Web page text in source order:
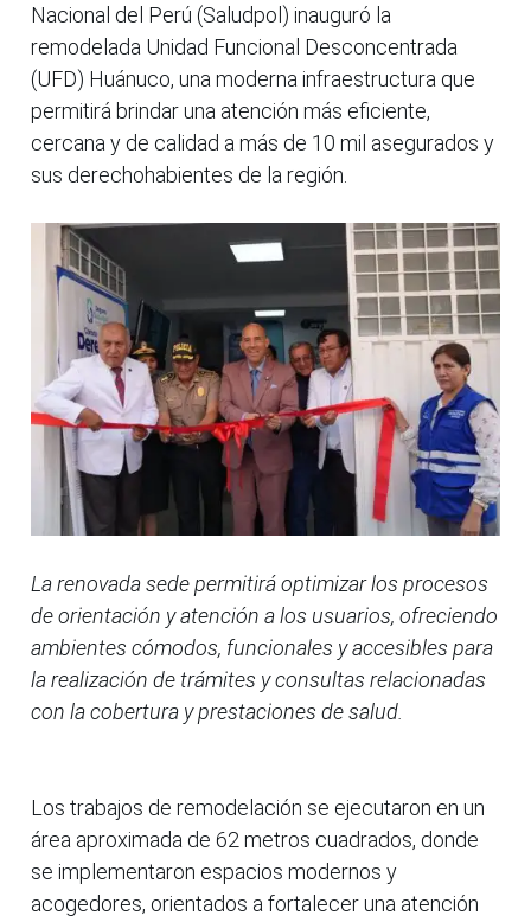
Nacional del Perú (Saludpol) inauguró la
remodelada Unidad Funcional Desconcentrada
(UFD) Huánuco, una moderna infraestructura que
permitirá brindar una atención más eficiente,
cercana y de calidad a más de 10 mil asegurados y
sus derechohabientes de la región.
La renovada sede permitirá optimizar los procesos
de orientación y atención a los usuarios, ofreciendo
ambientes cómodos, funcionales y accesibles para
la realización de trámites y consultas relacionadas
con la cobertura y prestaciones de salud.
Los trabajos de remodelación se ejecutaron en un
área aproximada de 62 metros cuadrados, donde
se implementaron espacios modernos y
acogedores, orientados a fortalecer una atención